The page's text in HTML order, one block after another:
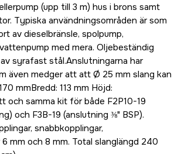
(upp till 3 m) hus i brons samt
Typiska användningsområden är som
av dieselbränsle, spolpump,
med mera. Oljebeständig
syrafast stål.Anslutningarna har
även medger att att Ø 25 mm slang kan
mmBredd: 113 mm Höjd:
och samma kit för både F2P10-19
och F3B-19 (anslutning ⅜" BSP).
snabbkopplingar,
mm och 8 mm. Total slanglängd 240